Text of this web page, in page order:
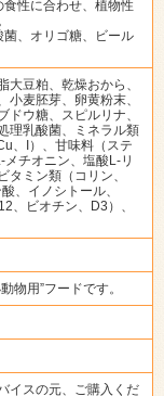
性に合わせ、植物性
、オリゴ糖、ビール
大豆粕、乾燥おから、
小麦胚芽、卵黄粉末、
ドウ糖、スピルリナ、
理乳酸菌、ミネラル類
、I）、甘味料（ステ
チオニン、塩酸L-リ
タミン類（コリン、
、イノシトール、
、ビオチン、D3）、
物用”フードです。
イスの元、ご購入くだ